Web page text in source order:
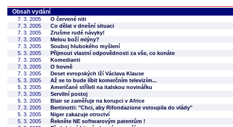
Obsah vydání
7. 3. 2005 O červené niti
7. 3. 2005
Co dělat v dnešní situaci
7. 3. 2005
Zrušme rudé návyky!
7. 3. 2005
Melou boží mlýny?
7. 3. 2005
Souboj hlubokého myšlení
5. 3. 2005
Přijmout vlastní odpovědnosti za vše, co konáte
7. 3. 2005
Komedianti
7. 3. 2005
O hovně
7. 3. 2005
Deset evropských lží Václava Klause
5. 3. 2005
Až se to bude líbit komerčním televizím...
5. 3. 2005
Američané stříleli na italskou novinářku
7. 3. 2005
Servilní postoj
5. 3. 2005
Blair se zaměřuje na korupci v Africe
7. 3. 2005
Bertinotti: "Chci, aby Rifondazione vstoupila do vlády"
5. 3. 2005
Niger zakazuje otroctví
5. 3. 2005
Řekněte NE softwarovým patentům !